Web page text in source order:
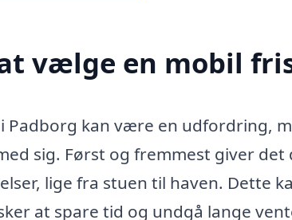
vælge en mobil
Padborg kan være en udfordring,
sig. Først og fremmest giver
lige fra stuen til haven.
at spare tid og undgå lange